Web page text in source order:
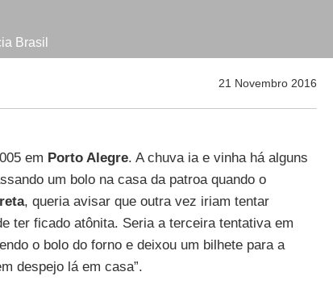
Brasil
21 Novembro 2016
em Porto Alegre. A chuva ia e vinha há alguns
um bolo na casa da patroa quando o
, queria avisar que outra vez iriam tentar
ter ficado atônita. Seria a terceira tentativa em
o bolo do forno e deixou um bilhete para a
despejo lá em casa”.